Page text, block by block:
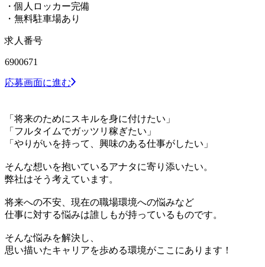
・個人ロッカー完備
・無料駐車場あり
求人番号
6900671
応募画面に進む
「将来のためにスキルを身に付けたい」
「フルタイムでガッツリ稼ぎたい」
「やりがいを持って、興味のある仕事がしたい」
そんな想いを抱いているアナタに寄り添いたい。
弊社はそう考えています。
将来への不安、現在の職場環境への悩みなど
仕事に対する悩みは誰しもが持っているものです。
そんな悩みを解決し、
思い描いたキャリアを歩める環境がここにあります！